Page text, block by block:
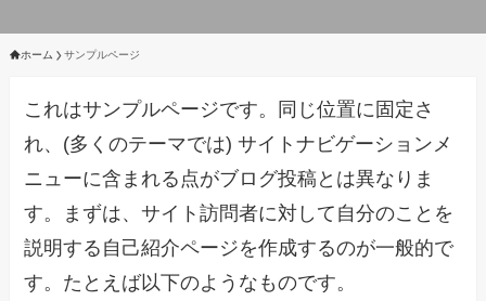
ホーム サンプルページ
これはサンプルページです。同じ位置に固定さ
れ、(多くのテーマでは) サイトナビゲーションメ
ニューに含まれる点がブログ投稿とは異なりま
す。まずは、サイト訪問者に対して自分のことを
説明する自己紹介ページを作成するのが一般的で
す。たとえば以下のようなものです。